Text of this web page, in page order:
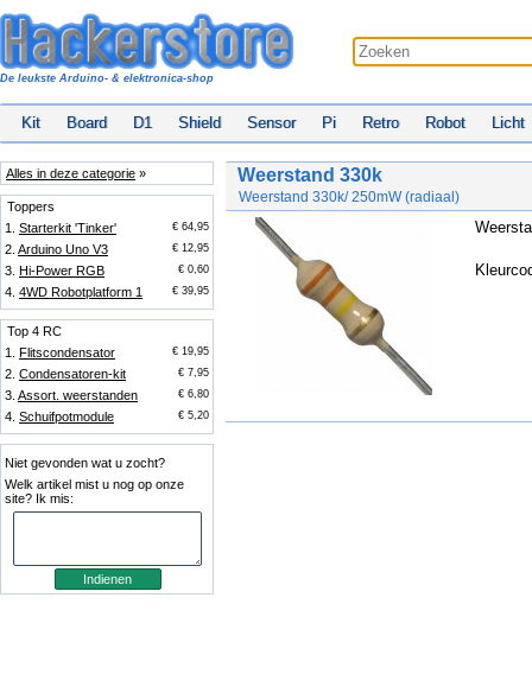
De leukste Arduino- & elektronica-shop
Kit Board D1 Shield Sensor Pi Retro Robot Licht
Alles in deze categorie »
Toppers
1. Starterkit 'Tinker' € 64,95
2. Arduino Uno V3 € 12,95
3. Hi-Power RGB € 0,60
4. 4WD Robotplatform 1 € 39,95
Top 4 RC
1. Flitscondensator € 19,95
2. Condensatoren-kit € 7,95
3. Assort. weerstanden € 6,80
4. Schuifpotmodule € 5,20
Niet gevonden wat u zocht?
Welk artikel mist u nog op onze
site? Ik mis:
Weerstand 330k
Weerstand 330k/ 250mW (radiaal)